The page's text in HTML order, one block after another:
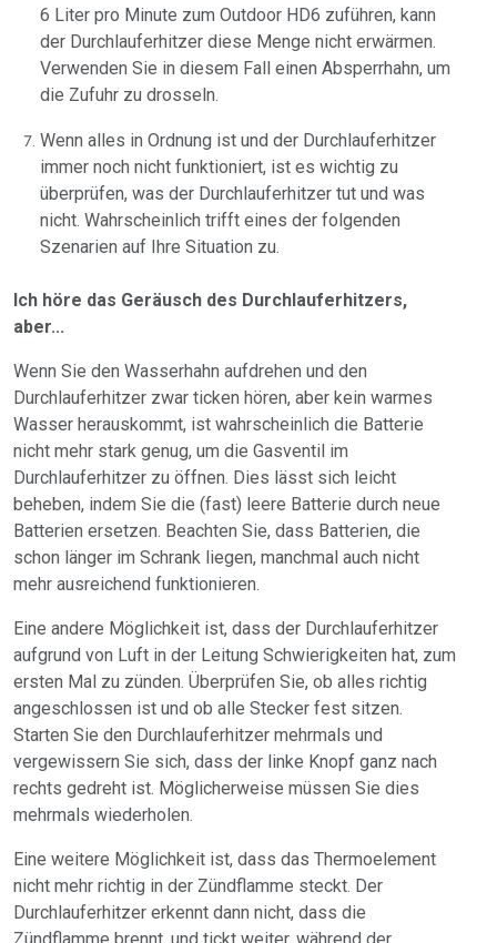
6 Liter pro Minute zum Outdoor HD6 zuführen, kann
der Durchlauferhitzer diese Menge nicht erwärmen.
Verwenden Sie in diesem Fall einen Absperrhahn, um
die Zufuhr zu drosseln.
Wenn alles in Ordnung ist und der Durchlauferhitzer
immer noch nicht funktioniert, ist es wichtig zu
überprüfen, was der Durchlauferhitzer tut und was
nicht. Wahrscheinlich trifft eines der folgenden
Szenarien auf Ihre Situation zu.
Ich höre das Geräusch des Durchlauferhitzers,
aber...
Wenn Sie den Wasserhahn aufdrehen und den
Durchlauferhitzer zwar ticken hören, aber kein warmes
Wasser herauskommt, ist wahrscheinlich die Batterie
nicht mehr stark genug, um die Gasventil im
Durchlauferhitzer zu öffnen. Dies lässt sich leicht
beheben, indem Sie die (fast) leere Batterie durch neue
Batterien ersetzen. Beachten Sie, dass Batterien, die
schon länger im Schrank liegen, manchmal auch nicht
mehr ausreichend funktionieren.
Eine andere Möglichkeit ist, dass der Durchlauferhitzer
aufgrund von Luft in der Leitung Schwierigkeiten hat, zum
ersten Mal zu zünden. Überprüfen Sie, ob alles richtig
angeschlossen ist und ob alle Stecker fest sitzen.
Starten Sie den Durchlauferhitzer mehrmals und
vergewissern Sie sich, dass der linke Knopf ganz nach
rechts gedreht ist. Möglicherweise müssen Sie dies
mehrmals wiederholen.
Eine weitere Möglichkeit ist, dass das Thermoelement
nicht mehr richtig in der Zündflamme steckt. Der
Durchlauferhitzer erkennt dann nicht, dass die